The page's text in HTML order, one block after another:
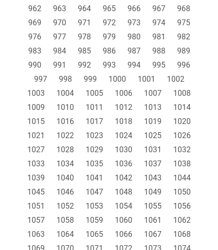
962
963 964 965 966 967
968
969
970 971 972 973 974
975
976
977 978 979 980 981
982
983
984 985 986 987 988
989
990
991 992 993 994 995
996
997
998 999 1000 1001
1002
1003
1004 1005 1006 1007
1008
1009
1010 1011 1012 1013
1014
1015
1016 1017 1018 1019
1020
1021
1022 1023 1024 1025
1026
1027
1028 1029 1030 1031
1032
1033
1034 1035 1036 1037
1038
1039
1040 1041 1042 1043
1044
1045
1046 1047 1048 1049
1050
1051
1052 1053 1054 1055
1056
1057
1058 1059 1060 1061
1062
1063
1064 1065 1066 1067
1068